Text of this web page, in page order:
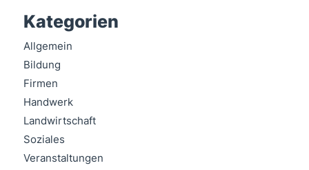
Kategorien
Allgemein
Bildung
Firmen
Handwerk
Landwirtschaft
Soziales
Veranstaltungen